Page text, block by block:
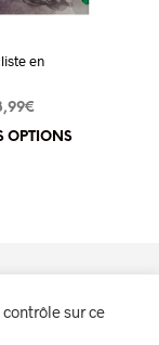
en
€
OPTIONS
sur ce